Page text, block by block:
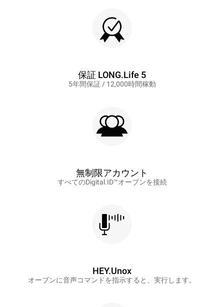
保証 LONG.Life 5
5年間保証 / 12,000時間稼動
無制限アカウント
すべてのDigital.ID™オーブンを接続
HEY.Unox
オーブンに音声コマンドを指示すると、実行します。